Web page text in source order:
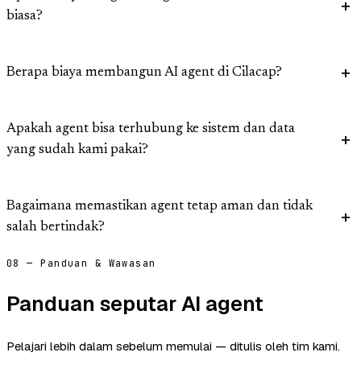
biasa?
Berapa biaya membangun AI agent di Cilacap?
Apakah agent bisa terhubung ke sistem dan data
yang sudah kami pakai?
Bagaimana memastikan agent tetap aman dan tidak
salah bertindak?
08 — Panduan & Wawasan
Panduan seputar AI agent
Pelajari lebih dalam sebelum memulai — ditulis oleh tim kami.